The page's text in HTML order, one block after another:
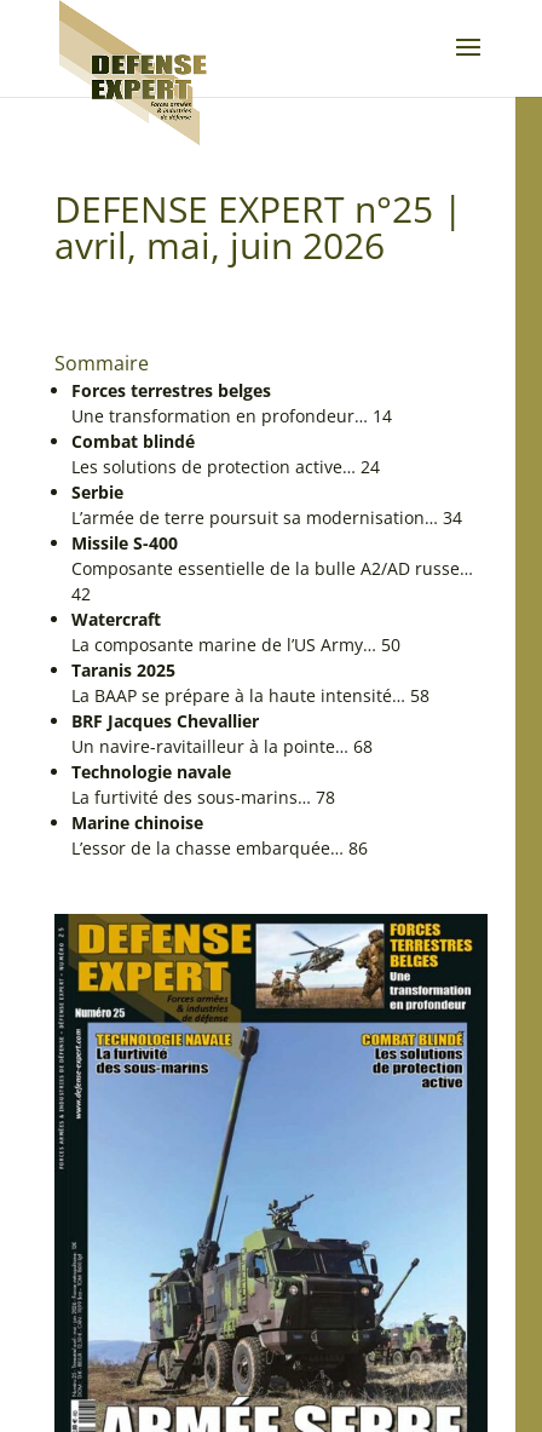
DEFENSE EXPERT n°25 |
avril, mai, juin 2026
Sommaire
Forces terrestres belges
Une transformation en profondeur… 14
Combat blindé
Les solutions de protection active… 24
Serbie
L’armée de terre poursuit sa modernisation… 34
Missile S-400
Composante essentielle de la bulle A2/AD russe…
42
Watercraft
La composante marine de l’US Army… 50
Taranis 2025
La BAAP se prépare à la haute intensité… 58
BRF Jacques Chevallier
Un navire-ravitailleur à la pointe… 68
Technologie navale
La furtivité des sous-marins… 78
Marine chinoise
L’essor de la chasse embarquée… 86